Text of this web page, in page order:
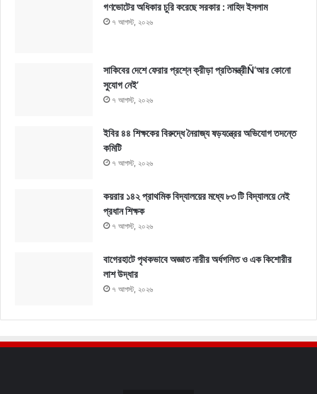
গণভোটের অধিকার চুরি করেছে সরকার : নাহিদ ইসলাম
৭ আগস্ট, ২০২৬
সাকিবের দেশে ফেরার প্রশ্নে ক্রীড়া প্রতিমন্ত্রীÑ‘আর কোনো
সুযোগ নেই’
৭ আগস্ট, ২০২৬
ইবির ৪৪ শিক্ষকের বিরুদ্ধে নৈরাজ্য ষড়যন্ত্রের অভিযোগ তদন্তে
কমিটি
৭ আগস্ট, ২০২৬
কয়রার ১৪২ প্রাথমিক বিদ্যালয়ের মধ্যে ৮৩ টি বিদ্যালয়ে নেই
প্রধান শিক্ষক
৭ আগস্ট, ২০২৬
বাগেরহাটে পৃথকভাবে অজ্ঞাত নারীর অর্ধগলিত ও এক কিশোরীর
লাশ উদ্ধার
৭ আগস্ট, ২০২৬